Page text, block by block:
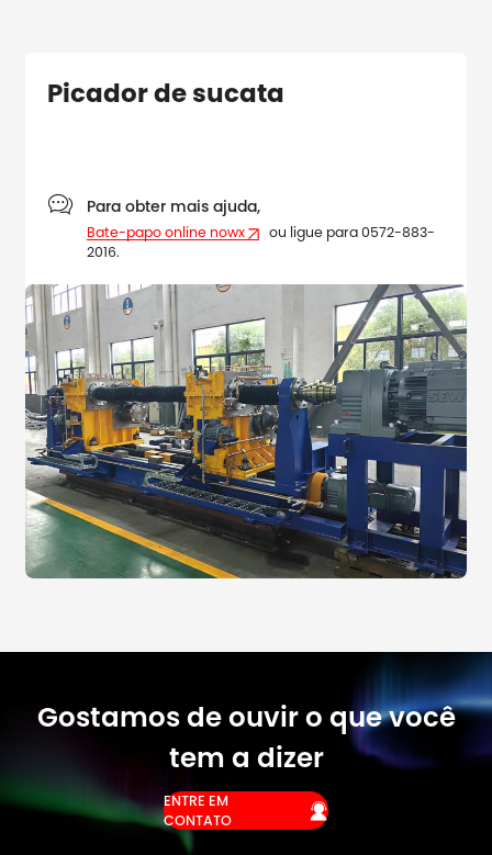
Picador de sucata
 Para obter mais ajuda,
Bate-papo online nowx
ou ligue para 0572-883-
2016.
Gostamos de ouvir o que você
tem a dizer
ENTRE EM
CONTATO
